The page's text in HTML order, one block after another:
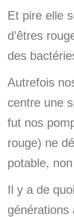
Et pire elle
d’êtres
des
Autrefois
centre une
fut nos
rouge) ne
potable,
Il y a de
générations